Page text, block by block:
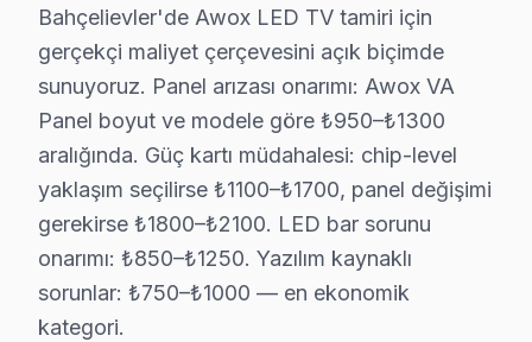
• Bahçelievler'de sadece orijinal parça kullanıyoruz.
• Osiloskop, ESR ölçer, termal kamera ile teşhis
Önemli bir not:, Bahçelievler Meydanı, Yenibosna,
Bahçelievler Awox TV Montaj ve Kurulum –
Awox televizyonunuz için Bahçelievler'da
Kurulum hizmetlerimiz kapsamında:
• Bahçelievler'de tek veya çift ekran kurulumu (ev/
• Bahçelievler servisimizde duvar tipi braket seçimi ve
Bahçelievler'de Awox LED TV tamiri için
gerçekçi maliyet çerçevesini açık biçimde
sunuyoruz. Panel arızası onarımı: Awox VA
Panel boyut ve modele göre ₺950–₺1300
aralığında. Güç kartı müdahalesi: chip-level
yaklaşım seçilirse ₺1100–₺1700, panel değişimi
gerekirse ₺1800–₺2100. LED bar sorunu
onarımı: ₺850–₺1250. Yazılım kaynaklı
sorunlar: ₺750–₺1000 — en ekonomik
kategori.